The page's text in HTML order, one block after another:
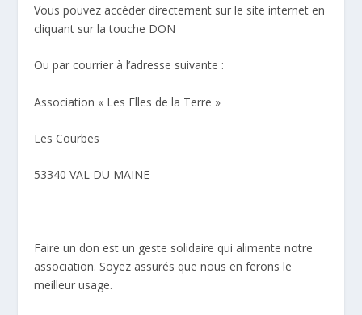
Vous pouvez accéder directement sur le site internet en
cliquant sur la touche DON
Ou par courrier à l’adresse suivante :
Association « Les Elles de la Terre »
Les Courbes
53340 VAL DU MAINE
Faire un don est un geste solidaire qui alimente notre
association. Soyez assurés que nous en ferons le
meilleur usage.